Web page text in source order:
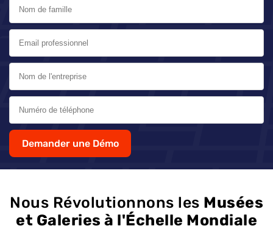
Demander une Démo
Nous Révolutionnons les Musées
et Galeries à l'Échelle Mondiale